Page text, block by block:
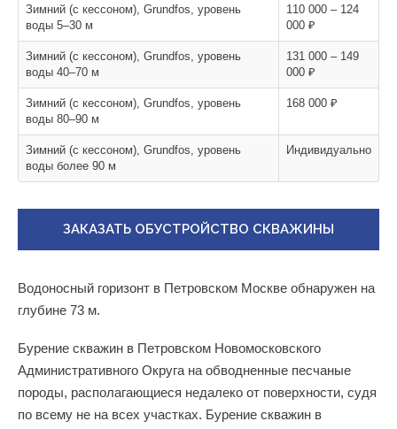
Зимний (с кессоном), Grundfos, уровень
воды 5–30 м
110 000 – 124
000 ₽
Зимний (с кессоном), Grundfos, уровень
воды 40–70 м
131 000 – 149
000 ₽
Зимний (с кессоном), Grundfos, уровень
воды 80–90 м
168 000 ₽
Зимний (с кессоном), Grundfos, уровень
воды более 90 м
Индивидуально
ЗАКАЗАТЬ ОБУСТРОЙСТВО СКВАЖИНЫ
Водоносный горизонт в Петровском Москве обнаружен на
глубине 73 м.
Бурение скважин в Петровском Новомосковского
Административного Округа на обводненные песчаные
породы, располагающиеся недалеко от поверхности, судя
по всему не на всех участках. Бурение скважин в